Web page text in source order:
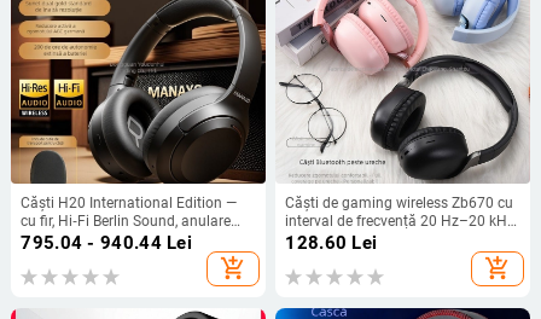
Căști H20 International Edition —
cu fir, Hi‑Fi Berlin Sound, anulare
zgomotului, interval de frecvențe 20
Hz–20 kHz, impedanță 32 Ω,
sensibilitate 42 dB/mW
795.04 - 940.44Lei
add_shopping_cart
Căști de gaming wireless Zb670 cu
interval de frecvență 20 Hz–20 kHz,
procesare OEM, personalizare
128.60 Lei
add_shopping_cart